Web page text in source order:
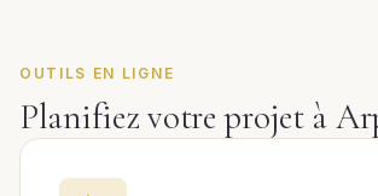
OUTILS EN LIGNE
Planifiez votre projet à